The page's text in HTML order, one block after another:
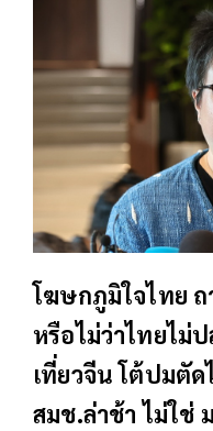
โฆษกภูมิใจไทย
หรือไม่ว่าไทยไม่
เที่ยวจีน โต้ปมตั
สมช.ล่าช้า ไม่ใช่